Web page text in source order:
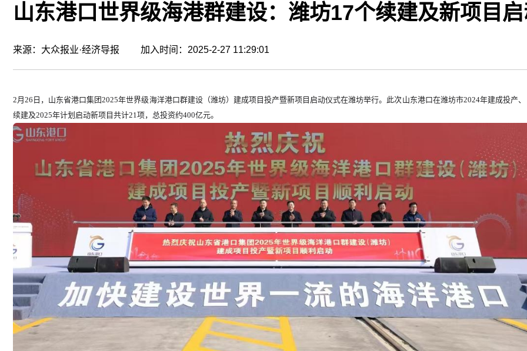
山东港口世界级海港群建设：潍坊17个续建及新项目
来源：大众报业·经济导报 加入时间：2025-2-27 11:29:01
2月26日，山东省港口集团2025年世界级海洋港口群建设（潍坊）建成项目投产暨新项目启动仪式在潍坊举行。此次山东港口在潍坊市2024年建成投产
续建及2025年计划启动新项目共计21项，总投资约400亿元。